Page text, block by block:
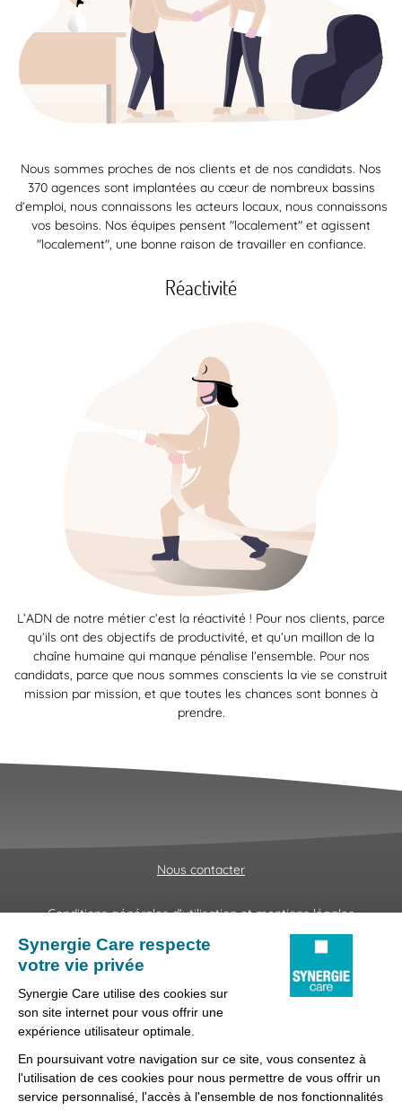
Nous sommes proches de nos clients et de nos candidats. Nos
370 agences sont implantées au cœur de nombreux bassins
d’emploi, nous connaissons les acteurs locaux, nous connaissons
vos besoins. Nos équipes pensent "localement" et agissent
"localement", une bonne raison de travailler en confiance.
Réactivité
L’ADN de notre métier c’est la réactivité ! Pour nos clients, parce
qu’ils ont des objectifs de productivité, et qu’un maillon de la
chaîne humaine qui manque pénalise l’ensemble. Pour nos
candidats, parce que nous sommes conscients la vie se construit
mission par mission, et que toutes les chances sont bonnes à
prendre.
Nous contacter
Conditions générales d'utilisation et mentions légales
Fraudes & Hameçonnages
Lanceur d'alertes
Préférences des cookies